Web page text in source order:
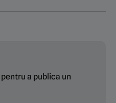
pentru a publica un